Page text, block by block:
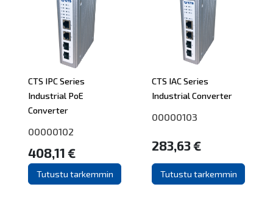
CTS IPC Series
Industrial PoE
Converter
00000102
408,11 €
Tutustu tarkemmin
CTS IAC Series
Industrial Converter
00000103
283,63 €
Tutustu tarkemmin